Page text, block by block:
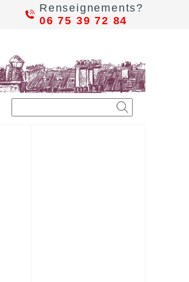
Renseignements?
06 75 39 72 84